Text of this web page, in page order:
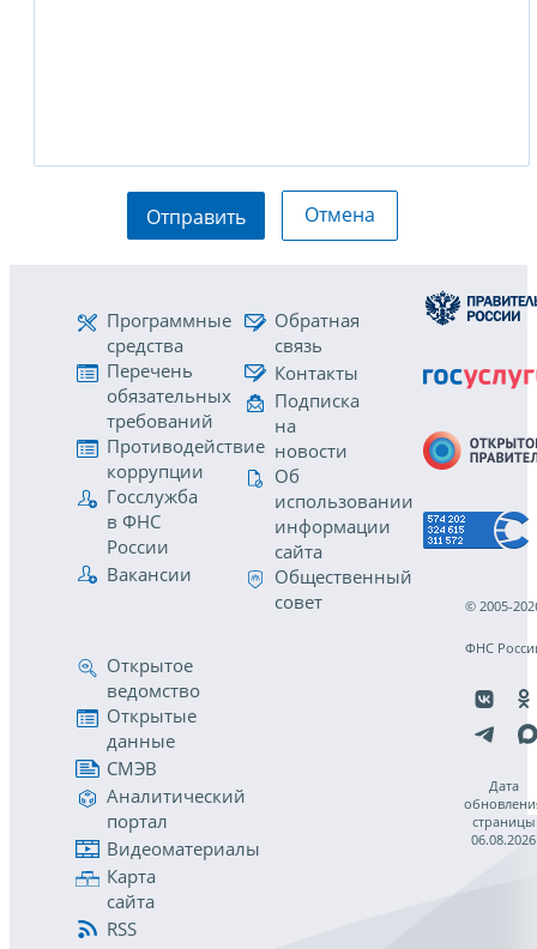
Отправить Отмена
Программные
средства
Перечень
обязательных
требований
Противодействие
коррупции
Госслужба
в ФНС
России
Вакансии
Обратная
связь
Контакты
Подписка
на
новости
Об
использовании
информации
сайта
Общественный
совет
Открытое
ведомство
Открытые
данные
СМЭВ
Аналитический
портал
Видеоматериалы
Карта
сайта
RSS
© 2005-
ФНС
Дата
страницы
06.08.2026